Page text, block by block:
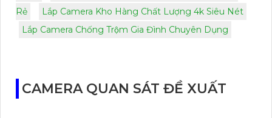
Rẻ
Lắp Camera Kho Hàng Chất Lượng 4k Siêu Nét
Lắp Camera Chống Trộm Gia Đình Chuyên Dụng
CAMERA QUAN SÁT ĐỀ XUẤT